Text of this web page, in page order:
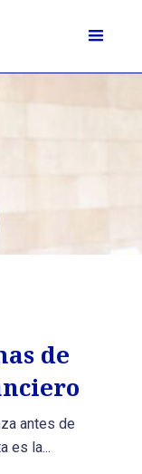
de
antes de
es la...